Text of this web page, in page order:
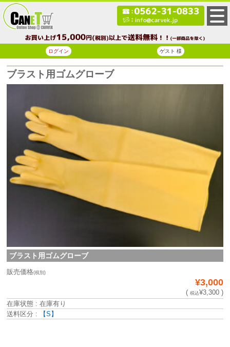
ログイン ゲスト 様
ブラスト用ゴムグローブ
ブラスト用ゴムグローブ
販売価格(税別)
¥3,000
( 税込¥3,300 )
在庫状態 : 在庫有り
送料区分 :
【S】